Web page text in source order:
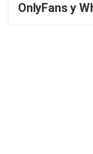
OnlyFans y